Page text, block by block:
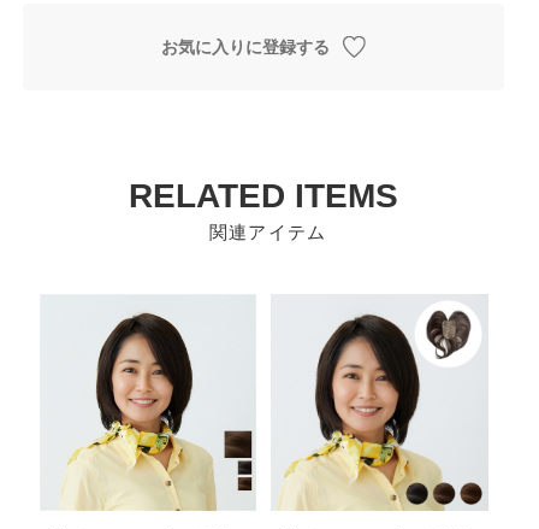
お気に入りに登録する
RELATED ITEMS
関連アイテム